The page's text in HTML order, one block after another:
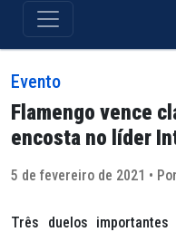
Evento
Flamengo vence
encosta no líder
5 de fevereiro de 2021 •
Três duelos